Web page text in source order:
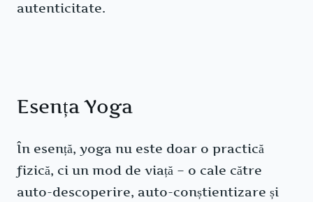
autenticitate.
Esența Yoga
În esență, yoga nu este doar o practică
fizică, ci un mod de viață – o cale către
auto-descoperire, auto-conștientizare și